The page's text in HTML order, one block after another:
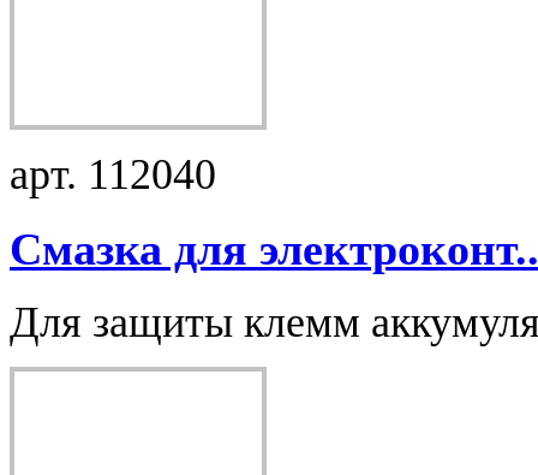
арт. 112040
Смазка для
Для защиты клемм